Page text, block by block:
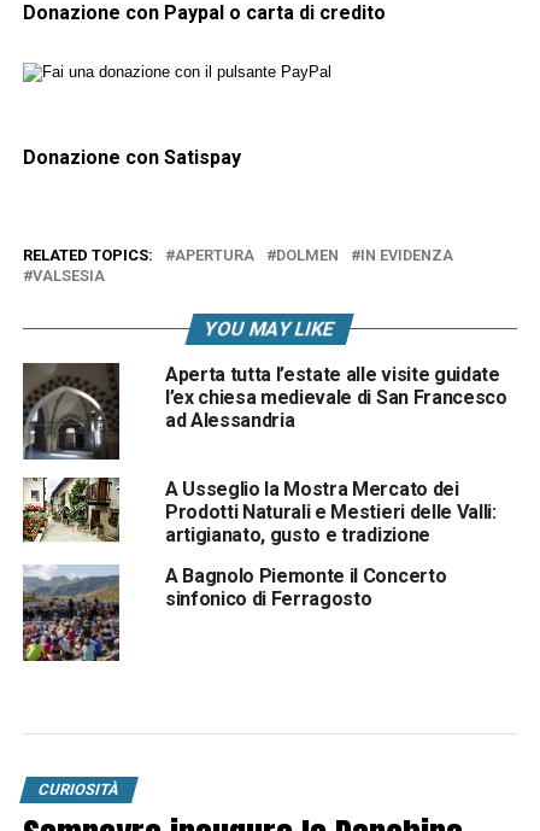
Donazione con Paypal o carta di credito
Donazione con Satispay
RELATED TOPICS: APERTURA DOLMEN
IN EVIDENZA
VALSESIA
YOU MAY LIKE
Aperta tutta l’estate alle visite guidate
l’ex chiesa medievale di San Francesco
ad Alessandria
A Usseglio la Mostra Mercato dei
Prodotti Naturali e Mestieri delle Valli:
artigianato, gusto e tradizione
A Bagnolo Piemonte il Concerto
sinfonico di Ferragosto
CURIOSITÀ